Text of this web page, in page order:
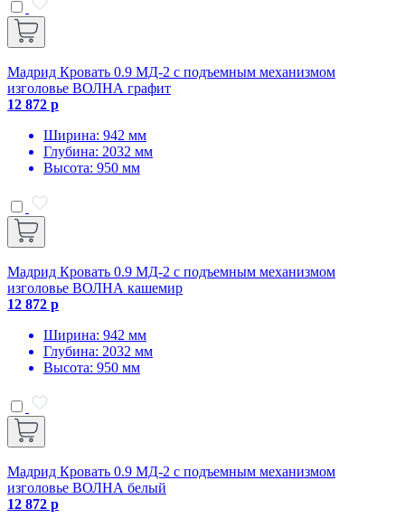
Мадрид Кровать 0.9 МД-2 с подъемным механизмом
изголовье ВОЛНА графит
12 872 р
Ширина: 942 мм
Глубина: 2032 мм
Высота: 950 мм
Мадрид Кровать 0.9 МД-2 с подъемным механизмом
изголовье ВОЛНА кашемир
12 872 р
Ширина: 942 мм
Глубина: 2032 мм
Высота: 950 мм
Мадрид Кровать 0.9 МД-2 с подъемным механизмом
изголовье ВОЛНА белый
12 872 р